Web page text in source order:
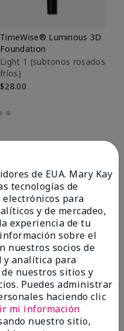
TimeWise® Luminous 3D
Foundation
Light 1​ (subtonos rosados
fríos)
$28.00
de EUA. Mary Kay
tecnologías de
para
y de mercadeo,
experiencia de tu
sobre el
nuestros socios de
y analítica para
nuestros sitios y
Puedes administrar
haciendo clic
mi información
nuestro sitio,